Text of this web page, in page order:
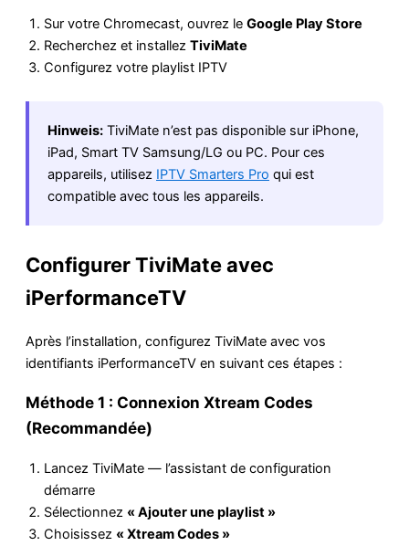
Sur votre Chromecast, ouvrez le Google Play Store
Recherchez et installez TiviMate
Configurez votre playlist IPTV
Hinweis: TiviMate n’est pas disponible sur iPhone,
iPad, Smart TV Samsung/LG ou PC. Pour ces
appareils, utilisez IPTV Smarters Pro qui est
compatible avec tous les appareils.
Configurer TiviMate avec
iPerformanceTV
Après l’installation, configurez TiviMate avec vos
identifiants iPerformanceTV en suivant ces étapes :
Méthode 1 : Connexion Xtream Codes
(Recommandée)
Lancez TiviMate — l’assistant de configuration
démarre
Sélectionnez « Ajouter une playlist »
Choisissez « Xtream Codes »